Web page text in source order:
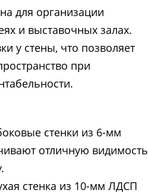
для организации
и выставочных залах.
у стены, что позволяет
при
стенки из 6-мм
отличную видимость
стенка из 10-мм ЛДСП